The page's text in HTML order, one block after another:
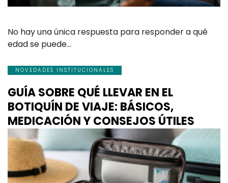
No hay una única respuesta para responder a qué
edad se puede…
NOVEDADES INSTITUCIONALES
GUÍA SOBRE QUÉ LLEVAR EN EL
BOTIQUÍN DE VIAJE: BÁSICOS,
MEDICACIÓN Y CONSEJOS ÚTILES